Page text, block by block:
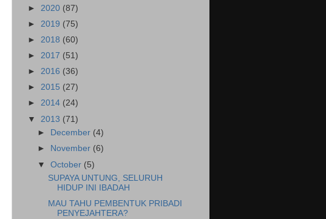
► 2020 (87)
► 2019 (75)
► 2018 (60)
► 2017 (51)
► 2016 (36)
► 2015 (27)
► 2014 (24)
▼ 2013 (71)
►
December (4)
►
November (6)
▼October (5)
SUPAYA UNTUNG, SELURUH
HIDUP INI IBADAH
MAU TAHU PEMBENTUK PRIBADI
PENYEJAHTERA?